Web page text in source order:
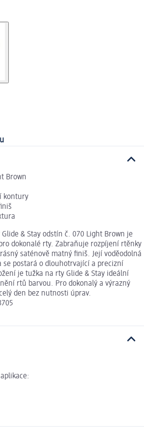
Brown
kontury
& Stay odstín č. 070 Light Brown je
dokonalé rty. Zabraňuje rozpíjení rtěnky
saténově matný finiš. Její voděodolná
postará o dlouhotrvající a precizní
je tužka na rty Glide & Stay ideální
rtů barvou. Pro dokonalý a výrazný
den bez nutnosti úprav.